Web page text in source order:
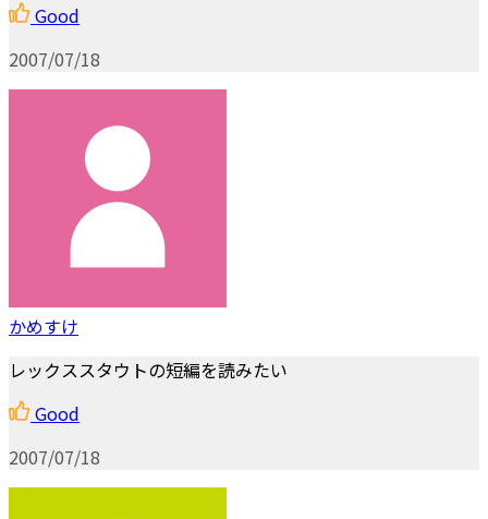
Good
2007/07/18
かめすけ
レックススタウトの短編を読みたい
Good
2007/07/18